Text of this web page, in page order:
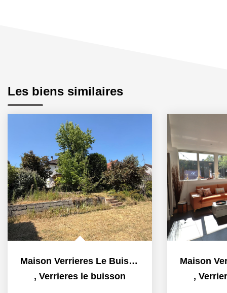
Les biens similaires
Maison Verrieres Le Buisson 4 pièce(s) 93.69 m2
, Verrieres le buisson ,